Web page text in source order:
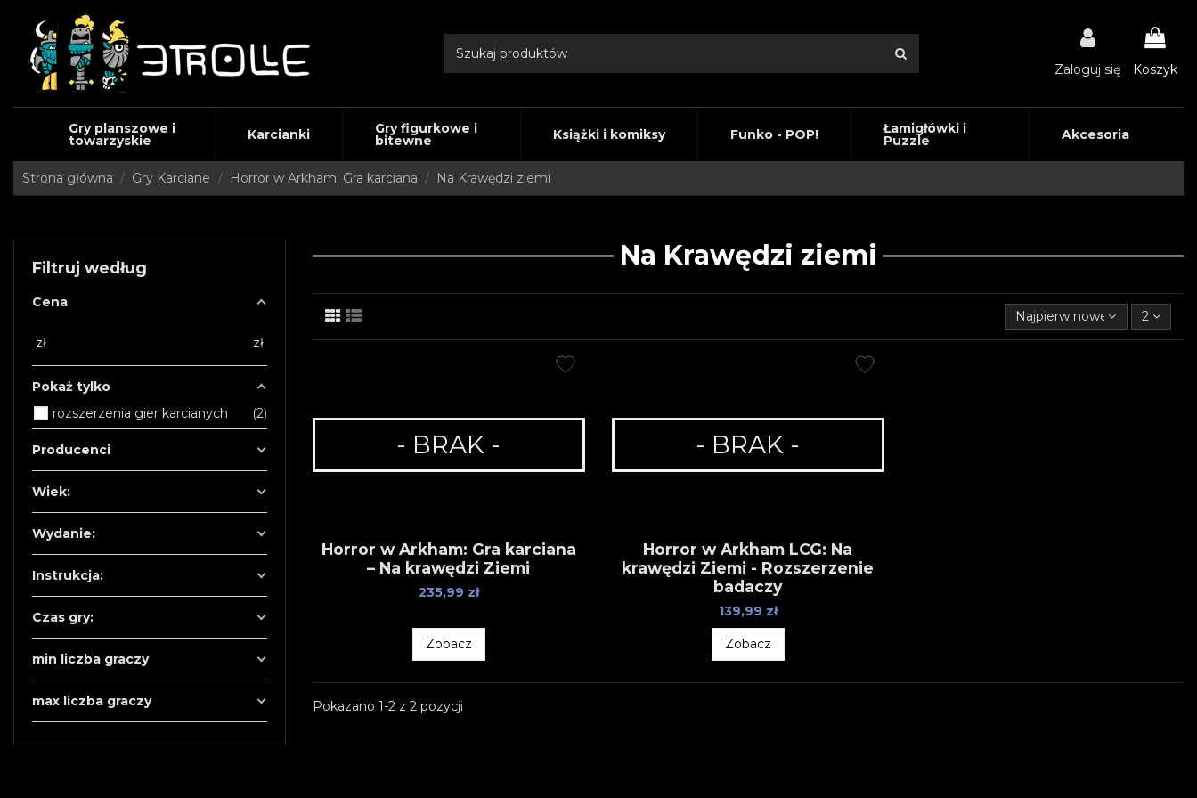
Zaloguj się Koszyk
Gry planszowe i
towarzyskie Karcianki Gry figurkowe i
bitewne Książki i komiksy Funko - POP! Łamigłówki i
Puzzle Akcesoria
Strona główna Gry Karciane Horror w Arkham: Gra karciana Na Krawędzi ziemi
Na Krawędzi ziemi
Najpierw nowe produkty
2
- BRAK -
Horror w Arkham: Gra karciana
– Na krawędzi Ziemi
235,99 zł
Zobacz
- BRAK -
Horror w Arkham LCG: Na
krawędzi Ziemi - Rozszerzenie
badaczy
139,99 zł
Zobacz
Pokazano 1-2 z 2 pozycji
Filtruj według
Cena
zł zł
Pokaż tylko
rozszerzenia gier karcianych
2
Producenci
Wiek:
Wydanie:
Instrukcja:
Czas gry:
min liczba graczy
max liczba graczy